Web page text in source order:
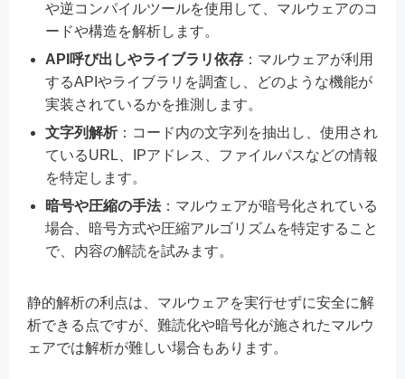
や逆コンパイルツールを使用して、マルウェアのコ
ードや構造を解析します。
API呼び出しやライブラリ依存 ：マルウェアが利用
するAPIやライブラリを調査し、どのような機能が
実装されているかを推測します。
文字列解析：コード内の文字列を抽出し、使用され
ているURL、IPアドレス、ファイルパスなどの情報
を特定します。
暗号や圧縮の手法：マルウェアが暗号化されている
場合、暗号方式や圧縮アルゴリズムを特定すること
で、内容の解読を試みます。
静的解析の利点は、マルウェアを実行せずに安全に解
析できる点ですが、難読化や暗号化が施されたマルウ
ェアでは解析が難しい場合もあります。